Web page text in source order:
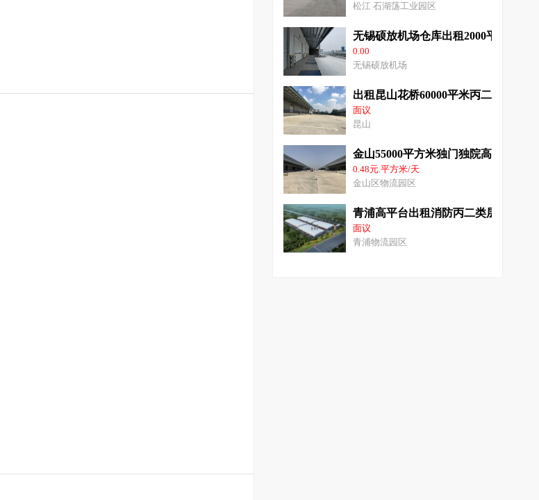
松江 石湖荡工业园区
无锡硕放机场仓库出租2000平到1.5万
0.00
无锡硕放机场
出租昆山花桥60000平米丙二类高平台
面议
昆山
金山55000平方米独门独院高平台仓
0.48元.平方米/天
金山区物流园区
青浦高平台出租消防丙二类层高10米
面议
青浦物流园区